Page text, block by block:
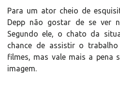
Para um ator cheio de
Depp não gostar de se ver
Segundo ele, o chato da
chance de assistir o
filmes, mas vale mais a pena
imagem.